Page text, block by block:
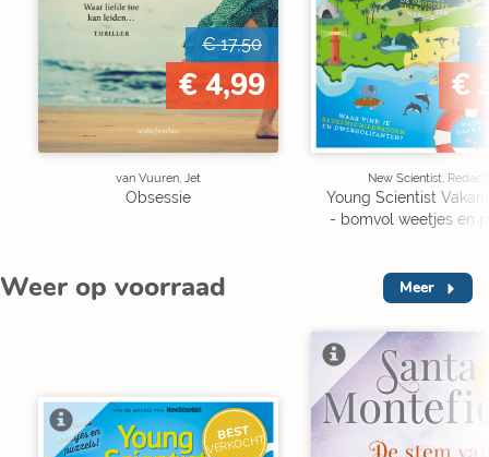
€ 17,50
€ 4,99
van Vuuren, Jet
Obsessie
€
New Scientist,
Young Scientist
- bomvol weetjes en
Weer op voorraad Meer
BEST
VERKOCHT